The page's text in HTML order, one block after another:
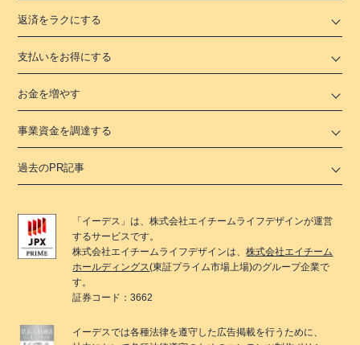
返済をラクにする
支払いをお得にする
お金を増やす
事業資金を調達する
過去のPR記事
「 イーデス 」は、株式会社エイチームライフデザインが運営
するサービスです。
株式会社エイチームライフデザインは、株式会社エイチーム
ホールディングス(東証プライム市場上場)のグループ企業で
す。
証券コード：3662
イーデスでは各種法律を遵守した広告掲載を行うために、